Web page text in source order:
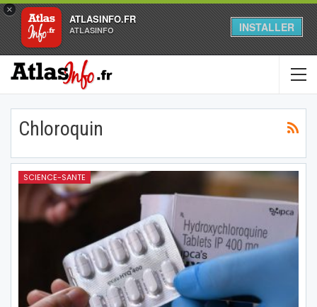
×
ATLASINFO.FR
ATLASINFO INSTALLER
Chloroquin
SCIENCE-SANTE